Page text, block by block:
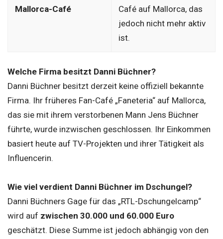
Mallorca-Café
Café auf Mallorca, das
jedoch nicht mehr aktiv
ist.
Welche Firma besitzt Danni Büchner?
Danni Büchner besitzt derzeit keine offiziell bekannte
Firma. Ihr früheres Fan-Café „Faneteria“ auf Mallorca,
das sie mit ihrem verstorbenen Mann Jens Büchner
führte, wurde inzwischen geschlossen. Ihr Einkommen
basiert heute auf TV-Projekten und ihrer Tätigkeit als
Influencerin.
Wie viel verdient Danni Büchner im Dschungel?
Danni Büchners Gage für das „RTL-Dschungelcamp“
wird auf zwischen 30.000 und 60.000 Euro
geschätzt. Diese Summe ist jedoch abhängig von den